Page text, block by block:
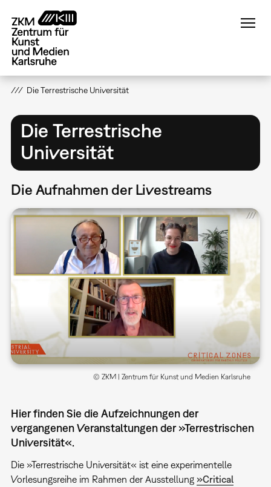
zum
Inhalt
Die Terrestrische Universität
Die Terrestrische
Universität
Die Aufnahmen der Livestreams
© ZKM | Zentrum für Kunst und Medien Karlsruhe
Hier finden Sie die Aufzeichnungen der
vergangenen Veranstaltungen der »Terrestrischen
Universität«.
Die »Terrestrische Universität« ist eine experimentelle
Vorlesungsreihe im Rahmen der Ausstellung »Critical